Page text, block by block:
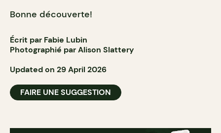
Bonne découverte!
Écrit par Fabie Lubin
Photographié par Alison Slattery
Updated on 29 April 2026
FAIRE UNE SUGGESTION